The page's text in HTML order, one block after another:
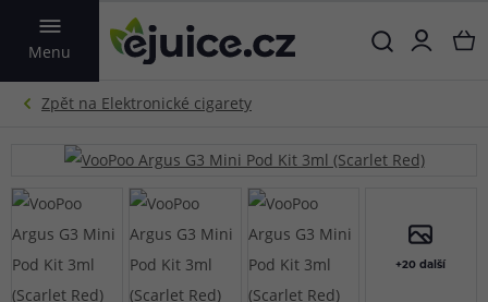
Menu
VYHLEDAT
+20 další